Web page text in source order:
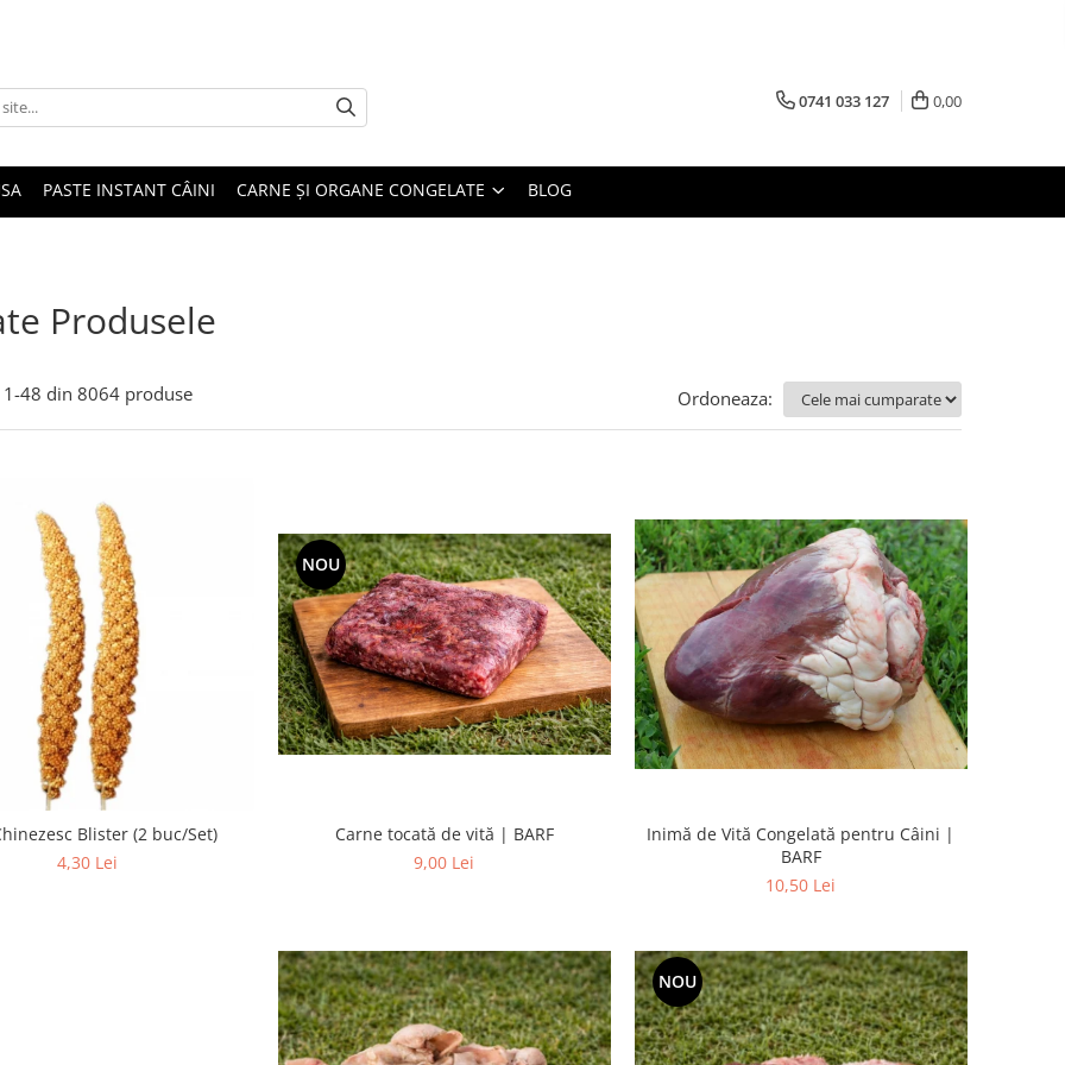
0741 033 127 0,00
PASTE INSTANT CÂINI CARNE ȘI ORGANE CONGELATE BLOG
Produsele
1-48 din 8064 produse Ordoneaza:
Blister (2 buc/Set)
4,30 Lei
NOU
Carne tocată de vită | BARF
9,00 Lei
Inimă de Vită Congelată pentru Câini |
BARF
10,50 Lei
NOU